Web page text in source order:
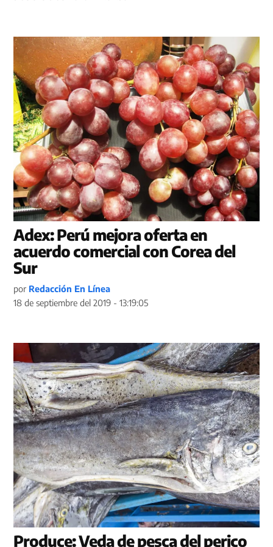
Adex: Perú mejora oferta en
acuerdo comercial con Corea del
Sur
por Redacción En Línea
18 de septiembre del 2019 - 13:19:05
Produce: Veda de pesca del perico